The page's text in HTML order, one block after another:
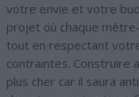
votre envie et votre
projet où chaque
tout en respectant
contraintes. Construire
plus cher car il saura